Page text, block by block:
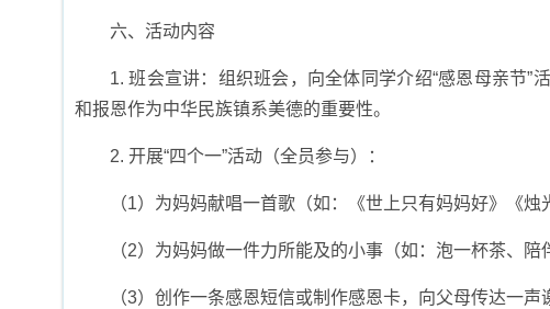
六、活动内容
1. 班会宣讲：组织班会，向全体同学介绍“感恩母亲节
和报恩作为中华民族镇系美德的重要性。
2. 开展“四个一”活动（全员参与）：
（1）为妈妈献唱一首歌（如：《世上只有妈妈好》《
（2）为妈妈做一件力所能及的小事（如：泡一杯茶、
（3）创作一条感恩短信或制作感恩卡，向父母传达一声